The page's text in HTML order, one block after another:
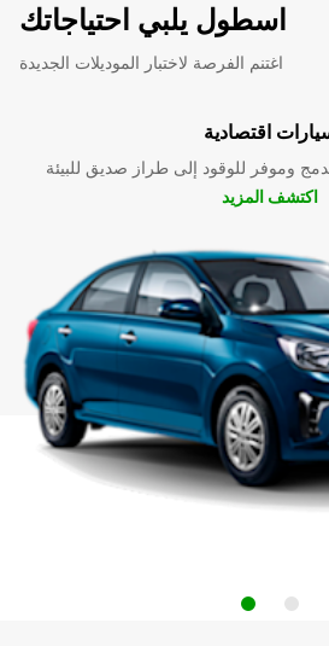
اسطول يلبي احتياجاتك
اغتنم الفرصة لاختبار الموديلات الجديدة
اقتصادية
وموفر للوقود إلى طراز صديق للبيئة
اكتشف المزيد